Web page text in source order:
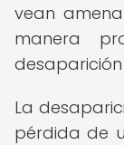
vean
manera
La
pérdida de